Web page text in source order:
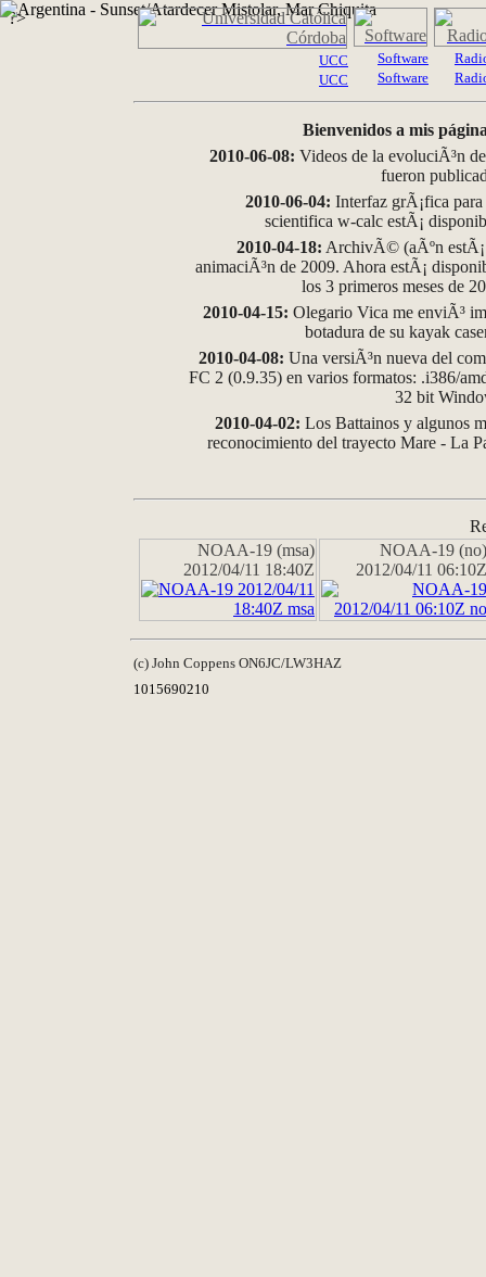
?>
UCC
UCC
Software
Software
Bienvenidos a mis
2010-06-08: Videos de la evoluciÃ³n
fueron
2010-06-04: Interfaz grÃ¡fica
scientifica w-calc estÃ¡
2010-04-18: ArchivÃ© (aÃºn
animaciÃ³n de 2009. Ahora estÃ¡
los 3 primeros meses de
2010-04-15: Olegario Vica me enviÃ³
botadura de su kayak
2010-04-08: Una versiÃ³n nueva del
FC 2 (0.9.35) en varios formatos: .i386/
32 bit
2010-04-02: Los Battainos y algunos
reconocimiento del trayecto Mare - La
NOAA-19 (msa)
2012/04/11 18:40Z
NOAA-19 (no)
2012/04/11 06:10Z
(c) John Coppens ON6JC/LW3HAZ
1015690210